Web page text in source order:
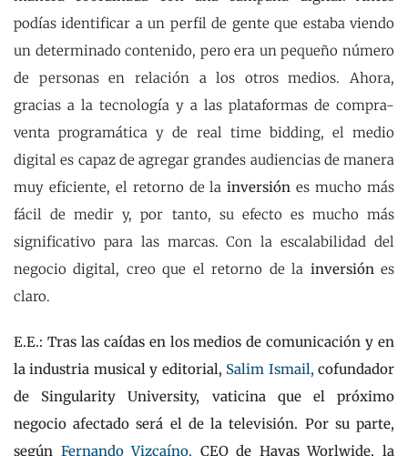
podías identificar a un perfil de gente que estaba viendo
un determinado contenido, pero era un pequeño número
de personas en relación a los otros medios. Ahora,
gracias a la tecnología y a las plataformas de compra-
venta programática y de real time bidding, el medio
digital es capaz de agregar grandes audiencias de manera
muy eficiente, el retorno de lainversión es mucho más
fácil de medir y, por tanto, su efecto es mucho más
significativo para las marcas. Con la escalabilidad del
negocio digital, creo que el retorno de la inversión es
claro.
E.E.: Tras las caídas en los medios de comunicación y en
la industria musical y editorial, Salim Ismail, cofundador
de Singularity University, vaticina que el próximo
negocio afectado será el de la televisión. Por su parte,
según Fernando Vizcaíno, CEO de Havas Worlwide, la